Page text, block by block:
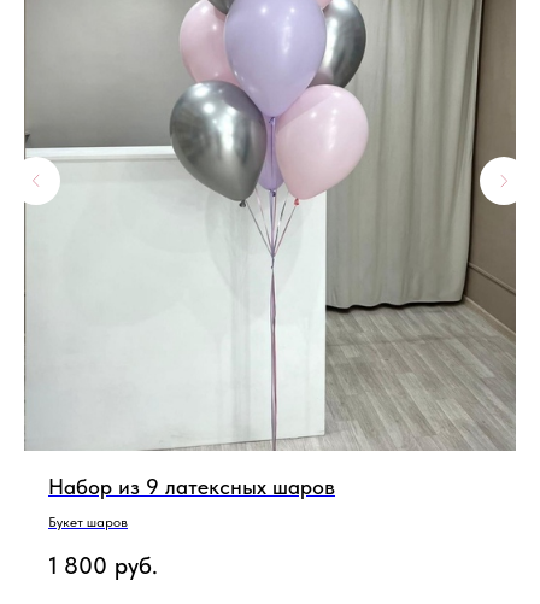
Набор из 9 латексных шаров
Букет шаров
1 800 руб.